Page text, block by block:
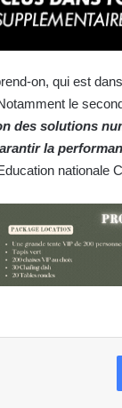
on, qui est
le
des solutions
la
nationale